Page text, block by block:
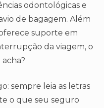
odontológicas e
de bagagem. Além
suporte em
da viagem, o
sempre leia as letras
o que seu seguro